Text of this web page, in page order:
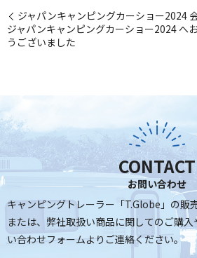
ジャパンキャンピングカーショー2024
ジャパンキャンピングカーショー2024 へ
うございました
CONTACT
お問い合わせ
キャンピングトレーラー「T.Globe」の販
または、弊社取扱い商品に関してのご購入
い合わせフォームよりご連絡ください。